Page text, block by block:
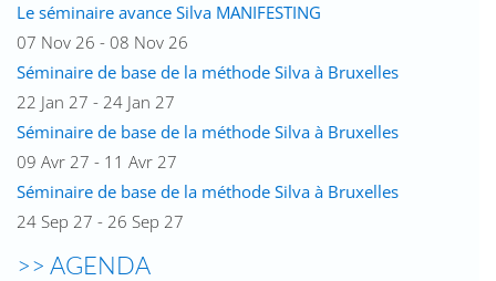
Le séminaire avance Silva MANIFESTING
07 Nov 26 - 08 Nov 26
Séminaire de base de la méthode Silva à Bruxelles
22 Jan 27 - 24 Jan 27
Séminaire de base de la méthode Silva à Bruxelles
09 Avr 27 - 11 Avr 27
Séminaire de base de la méthode Silva à Bruxelles
24 Sep 27 - 26 Sep 27
>> AGENDA